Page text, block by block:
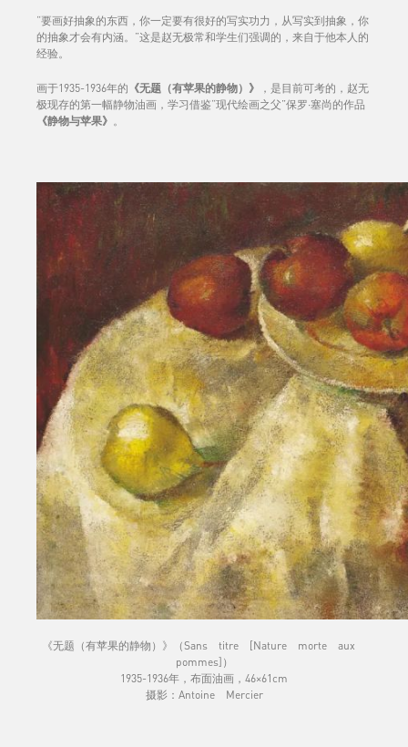
“要画好抽象的东西，你一定要有很好的写实功力，从写实到抽象，你
的抽象才会有内涵。”这是赵无极常和学生们强调的，来自于他本人的
经验。
画于1935-1936年的 《无题（有苹果的静物）》
，是目前可考的，赵无
极现存的第一幅静物油画，学习借鉴“现代绘画之父”保罗·塞尚的作品
《静物与苹果》 。
《无题（有苹果的静物）》（Sans titre [Nature morte aux
pommes]）
1935-1936年，布面油画，46×61cm
摄影：Antoine Mercier